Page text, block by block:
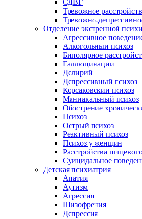
СДВГ
Тревожное
Тревожно-
Отделение экстренной
Агрессивное
Алкогольный психоз
Биполярное
Галлюцинации
Делирий
Депрессивный психоз
Корсаковский психоз
Маниакальный психоз
Обострение
Психоз
Острый психоз
Реактивный психоз
Психоз у женщин
Расстройства
Суицидальное
Детская психиатрия
Апатия
Аутизм
Агрессия
Шизофрения
Депрессия